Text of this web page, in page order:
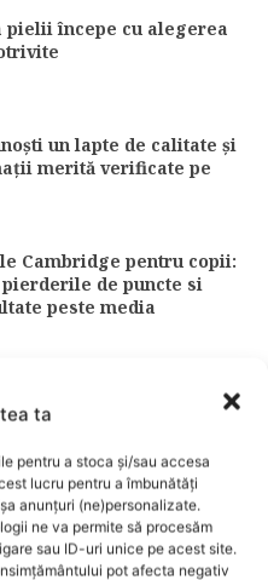
ta
pentru a stoca și/sau accesa
lucru pentru a îmbunătăți
anunțuri (ne)personalizate.
ne va permite să procesăm
sau ID-uri unice pe acest site.
pot afecta negativ
începe cu alegerea
un lapte de calitate și
merită verificate pe
Cambridge pentru copii:
de puncte si
peste media
ghid complet 2026
corectă a SPF-ului
fără iritații: cum alegi
perfect pentru copilul tău